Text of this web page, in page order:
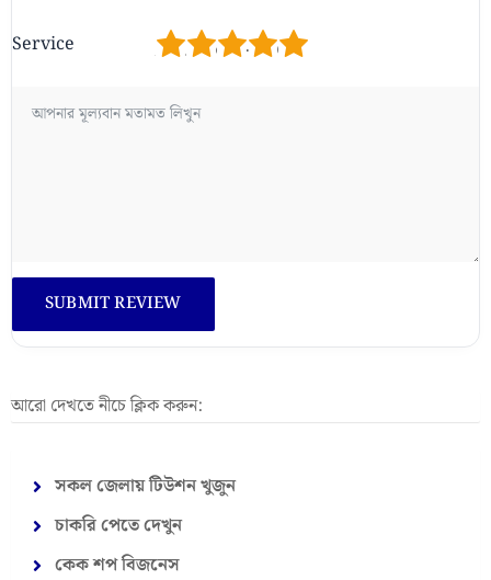
Service 5
4
3
2
আরো দেখতে নীচে ক্লিক করুন:
সকল জেলায় টিউশন খুজুন
চাকরি পেতে দেখুন
কেক শপ বিজনেস